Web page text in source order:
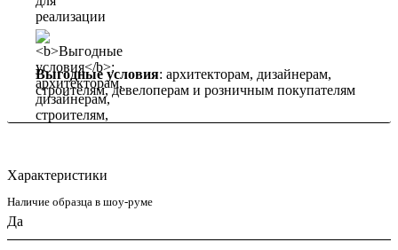
Выгодные условия: архитекторам, дизайнерам,
строителям, девелоперам и розничным покупателям
Характеристики
Наличие образца в шоу-руме
Да